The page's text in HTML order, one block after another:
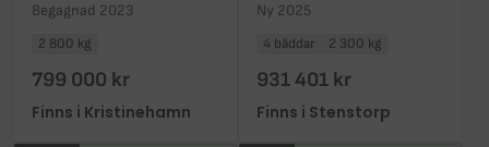
Begagnad 2023
2 800 kg
799 000 kr
Finns i Kristinehamn
Ny 2025
4 bäddar 2 300 kg
931 401 kr
Finns i Stenstorp